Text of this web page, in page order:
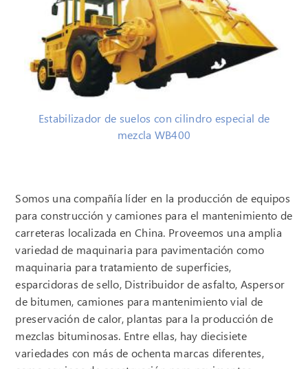
Estabilizador de suelos con cilindro especial de
mezcla WB400
Somos una compañía líder en la producción de equipos
para construcción y camiones para el mantenimiento de
carreteras localizada en China. Proveemos una amplia
variedad de maquinaria para pavimentación como
maquinaria para tratamiento de superficies,
esparcidoras de sello, Distribuidor de asfalto, Aspersor
de bitumen, camiones para mantenimiento vial de
preservación de calor, plantas para la producción de
mezclas bituminosas. Entre ellas, hay diecisiete
variedades con más de ochenta marcas diferentes,